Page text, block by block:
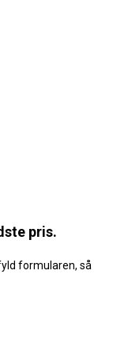
pris.
formularen, så